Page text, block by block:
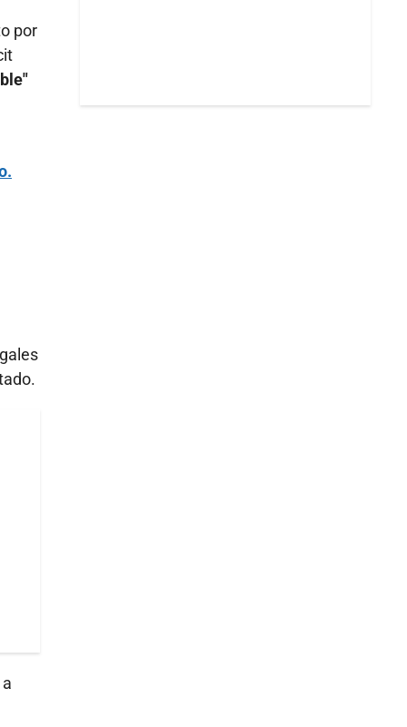
por